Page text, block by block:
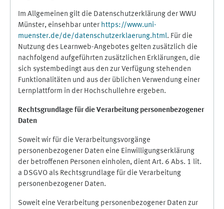
Im Allgemeinen gilt die Datenschutzerklärung der WWU
Münster, einsehbar unter https://www.uni-
muenster.de/de/datenschutzerklaerung.html. Für die
Nutzung des Learnweb-Angebotes gelten zusätzlich die
nachfolgend aufgeführten zusätzlichen Erklärungen, die
sich systembedingt aus den zur Verfügung stehenden
Funktionalitäten und aus der üblichen Verwendung einer
Lernplattform in der Hochschullehre ergeben.
Rechtsgrundlage für die Verarbeitung personenbezogener
Daten
Soweit wir für die Verarbeitungsvorgänge
personenbezogener Daten eine Einwilligungserklärung
der betroffenen Personen einholen, dient Art. 6 Abs. 1 lit.
a DSGVO als Rechtsgrundlage für die Verarbeitung
personenbezogener Daten.
Soweit eine Verarbeitung personenbezogener Daten zur